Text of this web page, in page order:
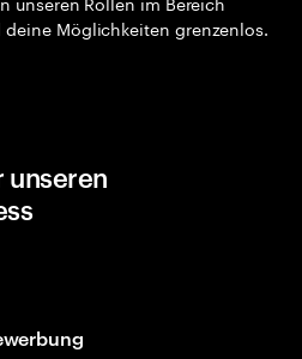
Möglichkeiten grenzenlos.
unseren